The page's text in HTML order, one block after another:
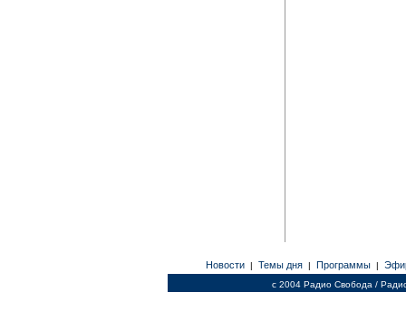
Новости | Темы дня | Программы |
c 2004 Радио Свобода /